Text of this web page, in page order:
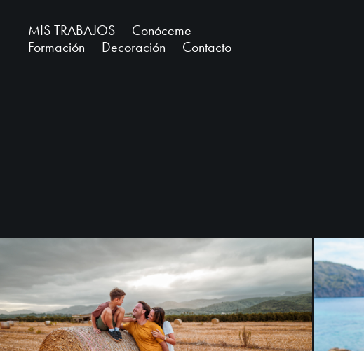
MIS TRABAJOS
Conóceme
Formación
Decoración Contacto